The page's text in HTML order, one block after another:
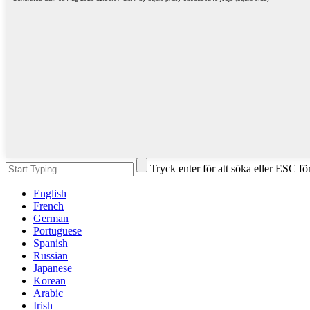
Tryck enter för att söka eller ESC
English
French
German
Portuguese
Spanish
Russian
Japanese
Korean
Arabic
Irish